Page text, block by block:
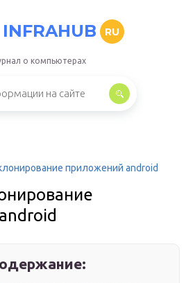
INFRAHUB RU
о компьютерах
приложений android